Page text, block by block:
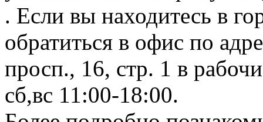
. Если вы находитесь в
обратиться в офис по
просп., 16, стр. 1 в
сб,вс 11:00-18:00.